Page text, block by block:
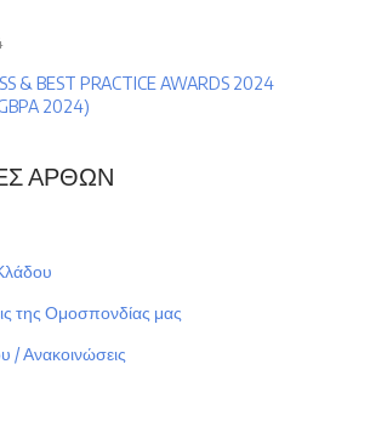
& BEST PRACTICE AWARDS 2024
2024)
ΆΡΘΩΝ
της Ομοσπονδίας μας
/ Ανακοινώσεις